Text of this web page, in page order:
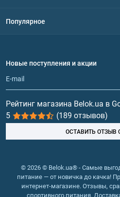
Политика конфиденциальности
Обмен и возврат
Популярное
Протеин
Гейнеры
Витамины и минералы
Рыбий жир, жирные кислоты
Новые поступления и акции
Рейтинг магазина Belok.ua в
5
(189 отзывов)
ОСТАВИТЬ ОТЗЫВ
© 2026 © Belok.ua® - Самые
питание — от новичка до качка!
интернет-магазине. Отзывы,
спортивного питания.